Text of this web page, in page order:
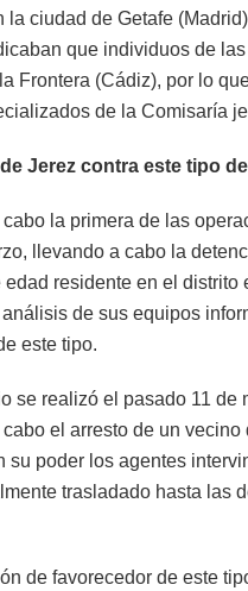
ciudad de Getafe
que individuos de
Frontera (Cádiz), por lo
de la Comisaría
Jerez contra este tipo
la primera de las
llevando a cabo la
residente en el distrito
de sus equipos
este tipo.
se realizó el pasado 11 de
el arresto de un
poder los agentes
trasladado hasta las
de favorecedor de este